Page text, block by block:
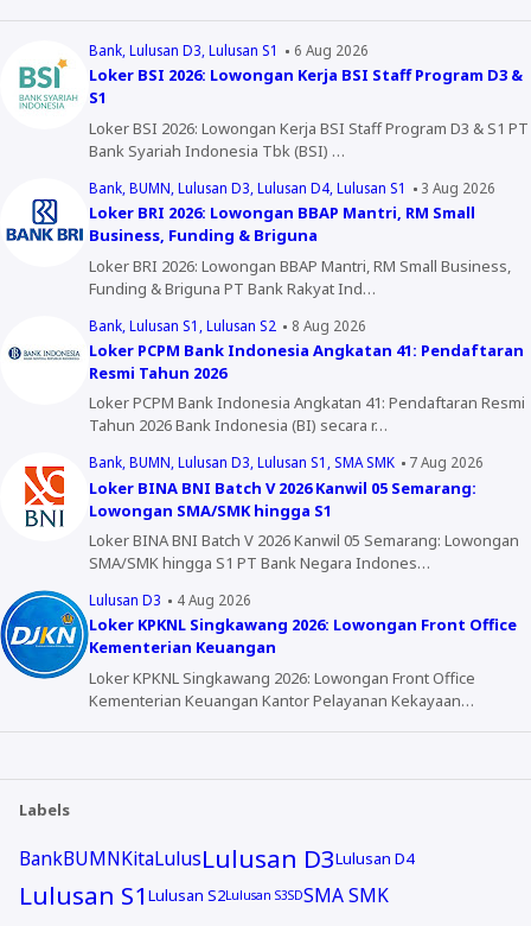
Bank Lulusan D3 Lulusan S1 6 Aug 2026
Loker BSI 2026: Lowongan Kerja BSI Staff Program D3 &
S1
Loker BSI 2026: Lowongan Kerja BSI Staff Program D3 & S1 PT
Bank Syariah Indonesia Tbk (BSI) …
Bank BUMN Lulusan D3 Lulusan D4 Lulusan S1 3 Aug 2026
Loker BRI 2026: Lowongan BBAP Mantri, RM Small
Business, Funding & Briguna
Loker BRI 2026: Lowongan BBAP Mantri, RM Small Business,
Funding & Briguna PT Bank Rakyat Ind…
Bank Lulusan S1 Lulusan S2 8 Aug 2026
Loker PCPM Bank Indonesia Angkatan 41: Pendaftaran
Resmi Tahun 2026
Loker PCPM Bank Indonesia Angkatan 41: Pendaftaran Resmi
Tahun 2026 Bank Indonesia (BI) secara r…
Bank BUMN Lulusan D3 Lulusan S1 SMA SMK 7 Aug 2026
Loker BINA BNI Batch V 2026 Kanwil 05 Semarang:
Lowongan SMA/SMK hingga S1
Loker BINA BNI Batch V 2026 Kanwil 05 Semarang: Lowongan
SMA/SMK hingga S1 PT Bank Negara Indones…
Lulusan D3 4 Aug 2026
Loker KPKNL Singkawang 2026: Lowongan Front Office
Kementerian Keuangan
Loker KPKNL Singkawang 2026: Lowongan Front Office
Kementerian Keuangan Kantor Pelayanan Kekayaan…
Labels
BankBUMNKitaLulusLulusan D3Lulusan D4
Lulusan S1Lulusan S2Lulusan S3SDSMA SMK